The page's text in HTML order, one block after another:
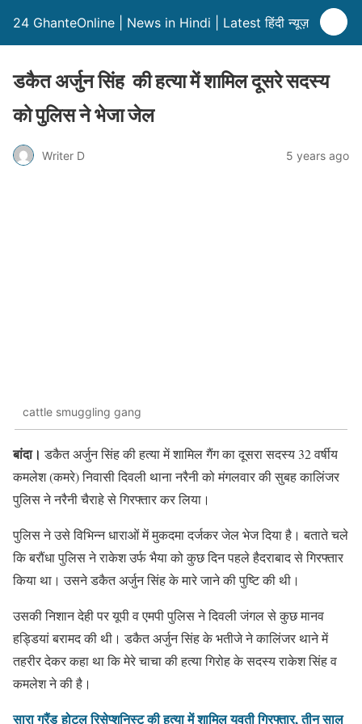
24 GhanteOnline | News in Hindi | Latest हिंदी न्यूज़
डकैत अर्जुन सिंह की हत्या में शामिल दूसरे सदस्य
को पुलिस ने भेजा जेल
Writer D 5 years ago
cattle smuggling gang
बांदा। डकैत अर्जुन सिंह की हत्या में शामिल गैंग का दूसरा सदस्य 32 वर्षीय
कमलेश (कमरे) निवासी दिवली थाना नरैनी को मंगलवार की सुबह कालिंजर
पुलिस ने नरैनी चैराहे से गिरफ्तार कर लिया।
पुलिस ने उसे विभिन्न धाराओं में मुकदमा दर्जकर जेल भेज दिया है। बताते चले
कि बरौंधा पुलिस ने राकेश उर्फ भैया को कुछ दिन पहले हैदराबाद से गिरफ्तार
किया था। उसने डकैत अर्जुन सिंह के मारे जाने की पुष्टि की थी।
उसकी निशान देही पर यूपी व एमपी पुलिस ने दिवली जंगल से कुछ मानव
हड्डियां बरामद की थी। डकैत अर्जुन सिंह के भतीजे ने कालिंजर थाने में
तहरीर देकर कहा था कि मेरे चाचा की हत्या गिरोह के सदस्य राकेश सिंह व
कमलेश ने की है।
सारा ग्रैंड होटल रिसेप्शनिस्ट की हत्या में शामिल युवती गिरफ्तार, तीन साल